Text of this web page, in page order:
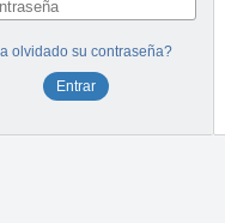
olvidado su contraseña?